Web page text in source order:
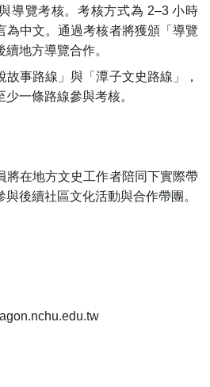
導覽考核。考核方式為 2–3 小時
為中文。通過考核者將獲頒「導覽
地方導覽合作。
事路線」與「潭子文史路線」，
一條路線參與考核。
將在地方文史工作者陪同下實際帶
後續社區文化活動與合作帶團。